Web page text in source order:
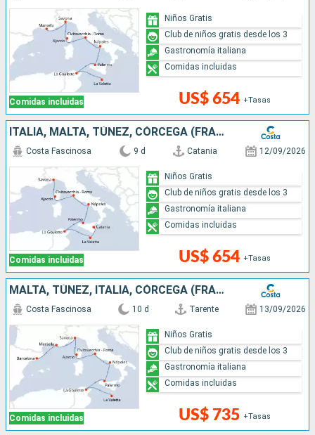
Comidas incluidas US$ 654 +Tasas
Niños Gratis
Club de niños gratis desde los 3
Gastronomía italiana
Comidas incluidas
ITALIA, MALTA, TÚNEZ, CÓRCEGA (FRANCIA)
Comidas incluidas
Costa Fascinosa 9 d Catania 12/09/2026
US$ 654 +Tasas
Niños Gratis
Club de niños gratis desde los 3
Gastronomía italiana
Comidas incluidas
MALTA, TÚNEZ, ITALIA, CÓRCEGA (FRANCIA), FRANCIA, ESPAÑA
Comidas incluidas
Costa Fascinosa 10 d Tarente 13/09/2026
US$ 735 +Tasas
Niños Gratis
Club de niños gratis desde los 3
Gastronomía italiana
Comidas incluidas